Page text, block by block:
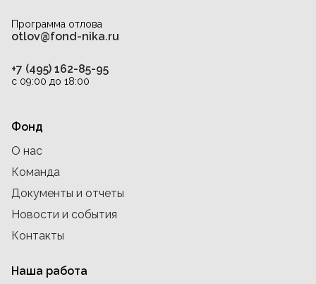
Программа отлова
otlov@fond-nika.ru
+7 (495) 162-85-95
с 09:00 до 18:00
Фонд
О нас
Команда
Документы и отчеты
Новости и события
Контакты
Наша работа